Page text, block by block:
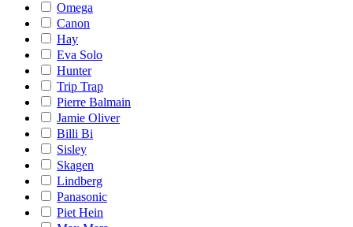
Omega
Canon
Hay
Eva Solo
Hunter
Trip Trap
Pierre Balmain
Jamie Oliver
Billi Bi
Sisley
Skagen
Lindberg
Panasonic
Piet Hein